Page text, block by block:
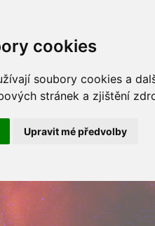
cookies
soubory cookies a
stránek a zjištění
Upravit mé předvolby
NOVINKY